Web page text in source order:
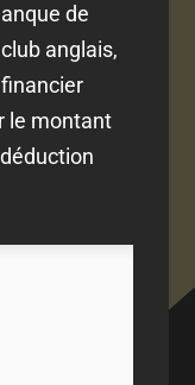
de
anglais,
le montant